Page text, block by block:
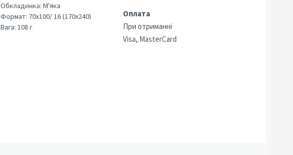
Обкладинка: М'яка
Формат: 70х100/ 16 (170х240)
Вага: 108 г
Оплата
При отриманні
Visa, MasterCard